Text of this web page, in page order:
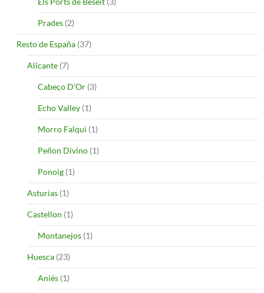
Prades (2)
Resto de España (37)
Alicante (7)
Cabeço D’Or (3)
Echo Valley (1)
Morro Falqui (1)
Peñon Divino (1)
Ponoig (1)
Asturias (1)
Castellon (1)
Montanejos (1)
Huesca (23)
Aniés (1)